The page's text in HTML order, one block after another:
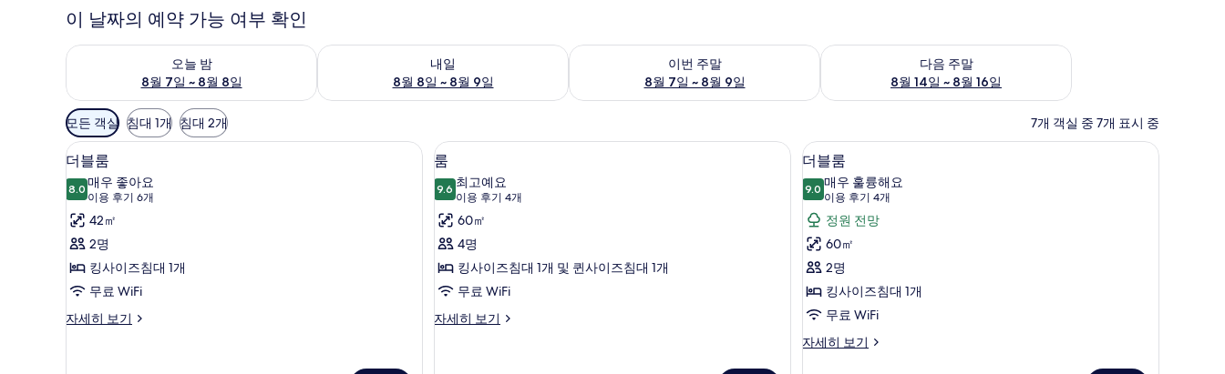
이 날짜의 예약 가능 여부 확인
오늘 밤
8월 7일 ~ 8월 8일
오늘 밤 예약 가능 여부 확인, 8월 7일 ~ 8월 8일
내일
8월 8일 ~ 8월 9일
내일 예약 가능 여부 확인, 8월 8일 ~ 8월 9일
이번 주말
8월 7일 ~ 8월 9일
이번 주말 예약 가능 여부 확인, 8월 7일 ~ 8월 9일
다음 주말
8월 14일 ~ 8월 16일
다음 주말 예약 가능 여부 확인, 8월 14일 ~ 8월 16일
객
실
에
사
용
가
능
필
터
모든 객실 침대 1개 침대 2개 7개 객실 중 7개 표시 중
더
블
룸
사
진
모
두
보
더블룸 | 고급 침구, 오리/거위털 이불, 방음 설비, 다리미/다리미판
5
더블룸
8.08.0점 만점 중 10점
매우 좋아요
이용 후기 6개
(이
용
후
기
6
개)
42㎡
2명
킹사이즈침대 1개
무료 WiFi
자세히 보기
더
룸
사
진
모
두
보
기
고급 침구, 오리/거위털 이불, 방음 설비, 다리미/다리미판
룸
9.69.6점 만점 중 10점
최고예요
이용 후기 4개
(이
용
후
기
4
개)
60㎡
4명
킹사이즈침대 1개 및 퀸사이즈침대 1개
무료 WiFi
자세히 보기
룸
더
블
룸
사
진
모
두
보
기
더블룸 | 고급 침구, 오리/거위털 이불, 방음 설
5
더블룸
9.09.0점 만점 중 10점
매우 훌륭해요
이용 후기 4개
(이
용
후
기
4
개)
정원 전망
60㎡
2명
킹사이즈침대 1개
무료 WiFi
자세히 보기
더